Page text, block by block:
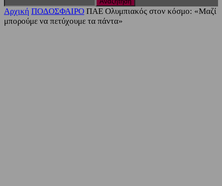
Αρχική ΠΟΔΟΣΦΑΙΡΟ ΠΑΕ Ολυμπιακός στον κόσμο: «Μαζί
μπορούμε να πετύχουμε τα πάντα»